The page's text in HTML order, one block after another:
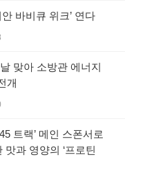
바비큐 위크’ 연다
맞아 소방관 에너지
개
트랙’ 메인 스폰서로
과 영양의 ‘프로틴